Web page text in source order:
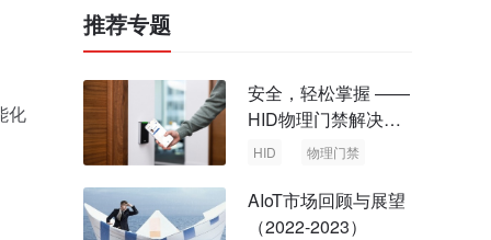
化
推荐专题
安全，轻松掌握 ——
HID物理门禁解决方
案，启动智慧安全新
HID 物理门禁
AIoT市场回顾与展望
（2022-2023）